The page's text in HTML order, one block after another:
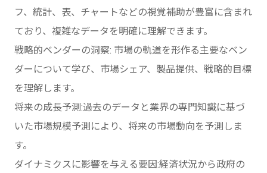
フ、統計、表、チャートなどの視覚補助が豊富に含まれ
ており、複雑なデータを明確に理解できます。
戦略的ベンダーの洞察: 市場の軌道を形作る主要なベン
ダーについて学び、市場シェア、製品提供、戦略的目標
を理解します。
将来の成長予測:過去のデータと業界の専門知識に基づ
いた市場規模予測により、将来の市場動向を予測しま
す。
ダイナミクスに影響を与える要因:経済状況から政府の